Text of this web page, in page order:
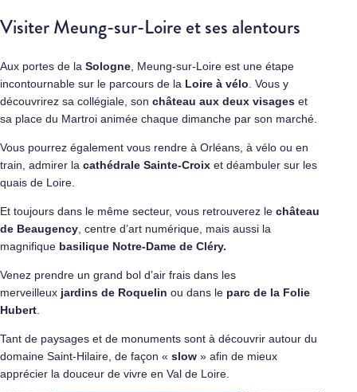
Visiter Meung-sur-Loire et ses alentours
Aux portes de la Sologne , Meung-sur-Loire est une étape
incontournable sur le parcours de la Loire à vélo . Vous y
découvrirez sa collégiale, son château aux deux visages et
sa place du Martroi animée chaque dimanche par son marché.
Vous pourrez également vous rendre à Orléans, à vélo ou en
train, admirer la cathédrale Sainte-Croix et déambuler sur les
quais de Loire.
Et toujours dans le même secteur, vous retrouverez le château
de Beaugency , centre d’art numérique, mais aussi la
magnifique basilique Notre-Dame de Cléry.
Venez prendre un grand bol d’air frais dans les
merveilleux jardins de Roquelin ou dans le parc de la Folie
Hubert
Tant de paysages et de monuments sont à découvrir autour du
domaine Saint-Hilaire, de façon « slow » afin de mieux
apprécier la douceur de vivre en Val de Loire.